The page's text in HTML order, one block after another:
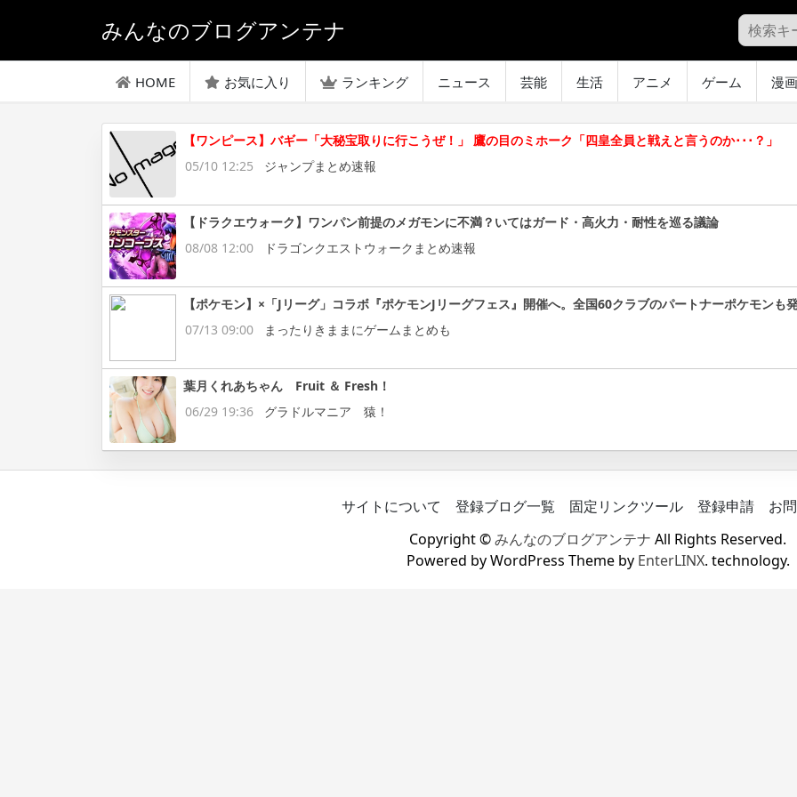
みんなのブログアンテナ
HOME お気に入り ランキング ニュース 芸能 生活 アニメ ゲーム 漫画
【ワンピース】バギー「大秘宝取りに行こうぜ！」 鷹の目のミホーク「四皇全員と戦えと言うのか･･･？」
05/10 12:25
ジャンプまとめ速報
【ドラクエウォーク】ワンパン前提のメガモンに不満？いてはガード・高火力・耐性を巡る議論
08/08 12:00
ドラゴンクエストウォークまとめ速報
【ポケモン】×「Jリーグ」コラボ『ポケモンJリーグフェス』開催へ。全国60クラブのパートナーポケモンも
07/13 09:00
まったりきままにゲームまとめも
葉月くれあちゃん Fruit ＆ Fresh！
06/29 19:36
グラドルマニア 猿！
サイトについて 登録ブログ一覧 固定リンクツール 登録申請
お
Copyright ©みんなのブログアンテナ All Rights Reserved.
Powered by WordPress Theme by EnterLINX. technology.